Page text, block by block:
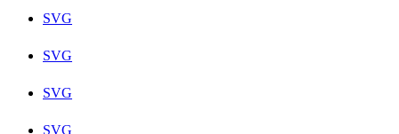
SVG
SVG
SVG
SVG